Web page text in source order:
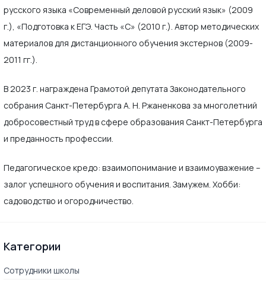
русского языка «Современный деловой русский язык» (2009
г.), «Подготовка к ЕГЭ. Часть «С» (2010 г.). Автор методических
материалов для дистанционного обучения экстернов (2009-
2011 гг.).
В 2023 г. награждена Грамотой депутата Законодательного
собрания Санкт-Петербурга А. Н. Ржаненкова за многолетний
добросовестный труд в сфере образования Санкт-Петербурга
и преданность профессии.
Педагогическое кредо: взаимопонимание и взаимоуважение –
залог успешного обучения и воспитания. Замужем. Хобби:
садоводство и огородничество.
Категории
Сотрудники школы